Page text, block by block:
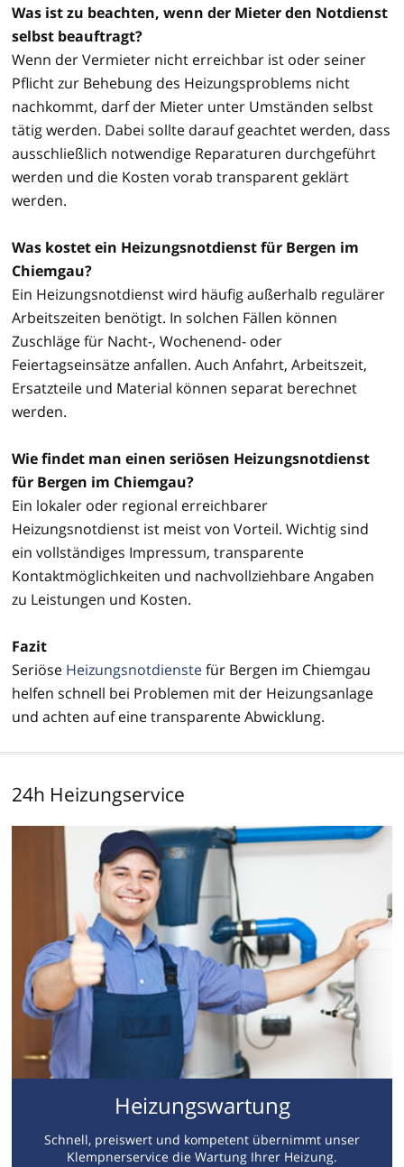
Was ist zu beachten, wenn der Mieter den Notdienst
selbst beauftragt?
Wenn der Vermieter nicht erreichbar ist oder seiner
Pflicht zur Behebung des Heizungsproblems nicht
nachkommt, darf der Mieter unter Umständen selbst
tätig werden. Dabei sollte darauf geachtet werden, dass
ausschließlich notwendige Reparaturen durchgeführt
werden und die Kosten vorab transparent geklärt
werden.
Was kostet ein Heizungsnotdienst für Bergen im
Chiemgau?
Ein Heizungsnotdienst wird häufig außerhalb regulärer
Arbeitszeiten benötigt. In solchen Fällen können
Zuschläge für Nacht-, Wochenend- oder
Feiertagseinsätze anfallen. Auch Anfahrt, Arbeitszeit,
Ersatzteile und Material können separat berechnet
werden.
Wie findet man einen seriösen Heizungsnotdienst
für Bergen im Chiemgau?
Ein lokaler oder regional erreichbarer
Heizungsnotdienst ist meist von Vorteil. Wichtig sind
ein vollständiges Impressum, transparente
Kontaktmöglichkeiten und nachvollziehbare Angaben
zu Leistungen und Kosten.
Fazit
Seriöse Heizungsnotdienstefür Bergen im Chiemgau
helfen schnell bei Problemen mit der Heizungsanlage
und achten auf eine transparente Abwicklung.
24h Heizungservice
Heizungswartung
Schnell, preiswert und kompetent übernimmt unser
Klempnerservice die Wartung Ihrer Heizung.